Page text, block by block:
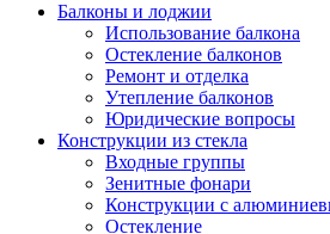
Балконы и лоджии
Использование балкона
Остекление балконов
Ремонт и отделка
Утепление балконов
Юридические вопросы
Конструкции из стекла
Входные группы
Зенитные фонари
Конструкции с
Остекление